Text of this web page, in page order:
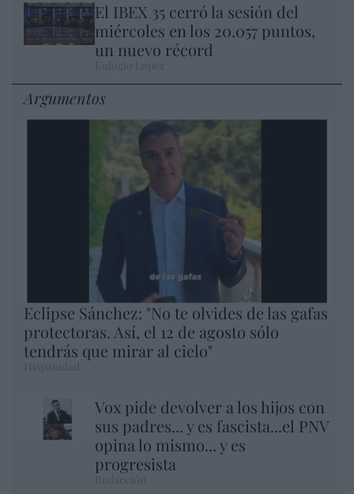
El IBEX 35 cerró la sesión del
miércoles en los 20.057 puntos,
un nuevo récord
Argumentos
Eclipse Sánchez: "No te olvides de las gafas
protectoras. Así, el 12 de agosto sólo
tendrás que mirar al cielo"
Vox pide devolver a los hijos con
sus padres... y es fascista...el PNV
opina lo mismo... y es
progresista